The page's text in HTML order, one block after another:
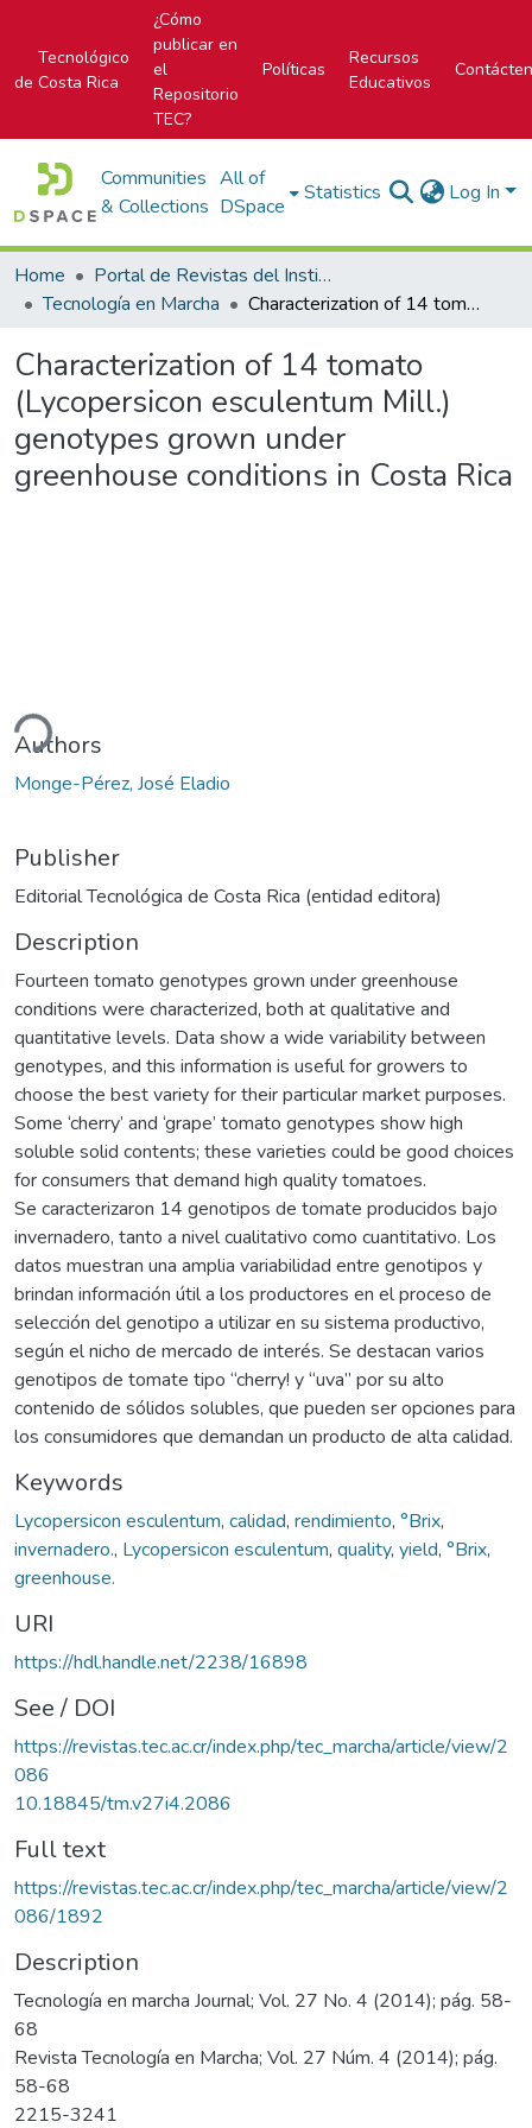
Tecnológico
de Costa Rica
¿Cómo
publicar en
el
Repositorio
TEC?
Políticas
Recursos
Educativos
Communities
& Collections
All of
DSpace
Statistics Log In
Home
Portal de Revistas del Instituto Tecnológico de Costa Rica
Tecnología en Marcha
Characterization of 14 tomato (Lycopersicon esculentum Mill.) genotypes grown under greenhouse conditions in Costa Rica
Characterization of 14 tomato
(Lycopersicon esculentum Mill.)
genotypes grown under
greenhouse conditions in Costa Rica
Authors
Monge-Pérez, José Eladio
Publisher
Editorial Tecnológica de Costa Rica (entidad editora)
Description
Fourteen tomato genotypes grown under greenhouse
conditions were characterized, both at qualitative and
quantitative levels. Data show a wide variability between
genotypes, and this information is useful for growers to
choose the best variety for their particular market purposes.
Some ‘cherry’ and ‘grape’ tomato genotypes show high
soluble solid contents; these varieties could be good choices
for consumers that demand high quality tomatoes.
Se caracterizaron 14 genotipos de tomate producidos bajo
invernadero, tanto a nivel cualitativo como cuantitativo. Los
datos muestran una amplia variabilidad entre genotipos y
brindan información útil a los productores en el proceso de
selección del genotipo a utilizar en su sistema productivo,
según el nicho de mercado de interés. Se destacan varios
genotipos de tomate tipo “cherry! y “uva” por su alto
contenido de sólidos solubles, que pueden ser opciones para
los consumidores que demandan un producto de alta calidad.
Keywords
Lycopersicon esculentum, calidad, rendimiento, °Brix,
invernadero., Lycopersicon esculentum, quality, yield, °Brix,
greenhouse.
URI
https://hdl.handle.net/2238/16898
See / DOI
https://revistas.tec.ac.cr/index.php/tec_marcha/article/view/2
086
10.18845/tm.v27i4.2086
Full text
https://revistas.tec.ac.cr/index.php/tec_marcha/article/view/2
086/1892
Description
Tecnología en marcha Journal; Vol. 27 No. 4 (2014); pág. 58-
68
Revista Tecnología en Marcha; Vol. 27 Núm. 4 (2014); pág.
58-68
2215-3241